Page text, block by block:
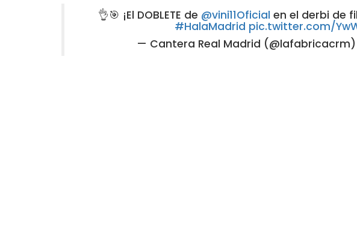
👌🎯 ¡El DOBLETE de @vini11Oficial en el derbi de
#HalaMadrid pic.twitter.com/
— Cantera Real Madrid (@lafabricacrm)